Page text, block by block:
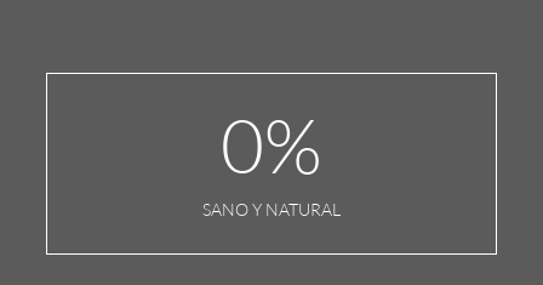
0%
SANO Y NATURAL